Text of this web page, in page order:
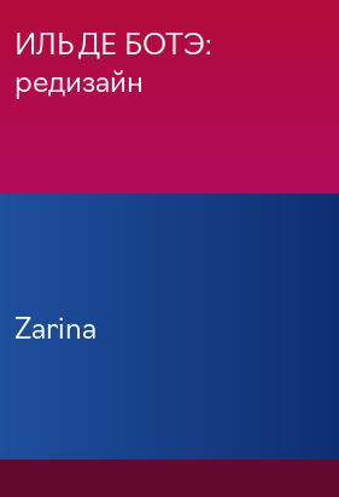
ИЛЬ ДЕ БОТЭ:
редизайн
Zarina